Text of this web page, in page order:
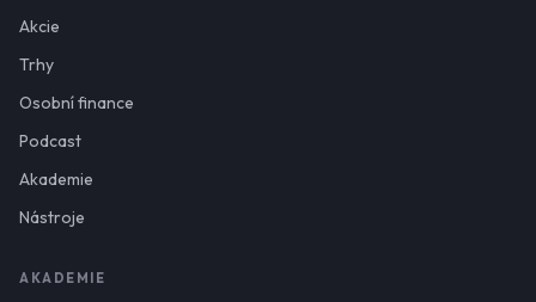
Akcie
Trhy
Osobní finance
Podcast
Akademie
Nástroje
AKADEMIE